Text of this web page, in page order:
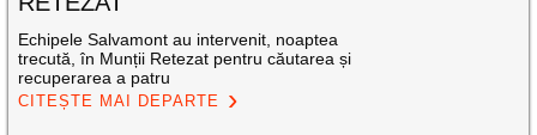
Echipele Salvamont au intervenit, noaptea
trecută, în Munții Retezat pentru căutarea și
recuperarea a patru
CITEȘTE MAI DEPARTE